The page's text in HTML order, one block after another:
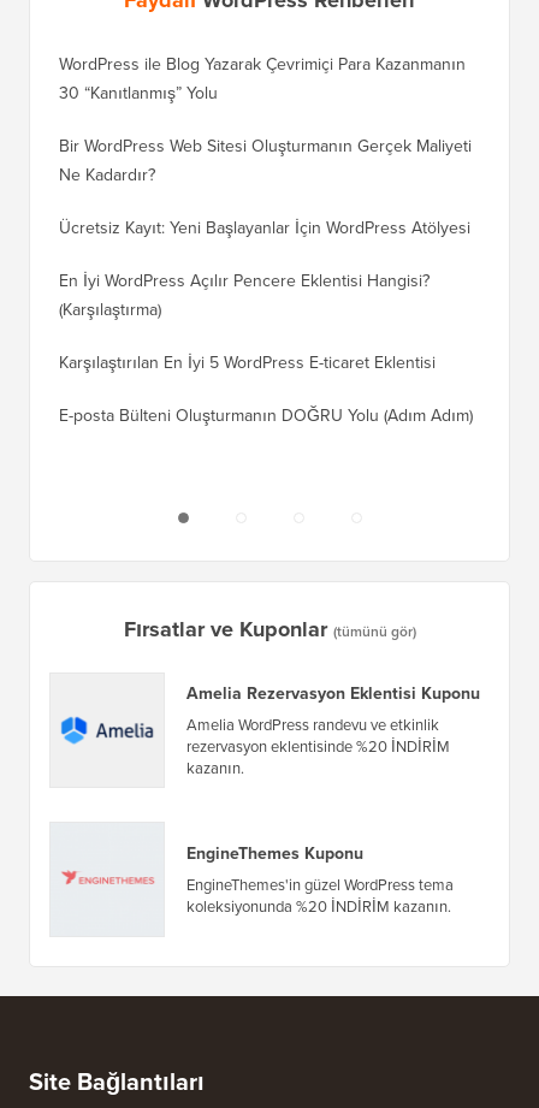
WordPress ile Blog Yazarak Çevrimiçi Para Kazanmanın
30 “Kanıtlanmış” Yolu
Bir WordPress Web Sitesi Oluşturmanın Gerçek Maliyeti
Ne Kadardır?
Ücretsiz Kayıt: Yeni Başlayanlar İçin WordPress Atölyesi
En İyi WordPress Açılır Pencere Eklentisi Hangisi?
(Karşılaştırma)
Karşılaştırılan En İyi 5 WordPress E-ticaret Eklentisi
E-posta Bülteni Oluşturmanın DOĞRU Yolu (Adım Adım)
Fırsatlar ve Kuponlar (tümünü gör)
Amelia Rezervasyon Eklentisi Kuponu
Amelia WordPress randevu ve etkinlik
rezervasyon eklentisinde %20 İNDİRİM
kazanın.
EngineThemes Kuponu
EngineThemes'in güzel WordPress tema
koleksiyonunda %20 İNDİRİM kazanın.
Site Bağlantıları